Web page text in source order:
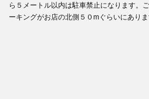
ら５メートル以内は駐車禁止になります。
ーキングがお店の北側５０mぐらいにありま